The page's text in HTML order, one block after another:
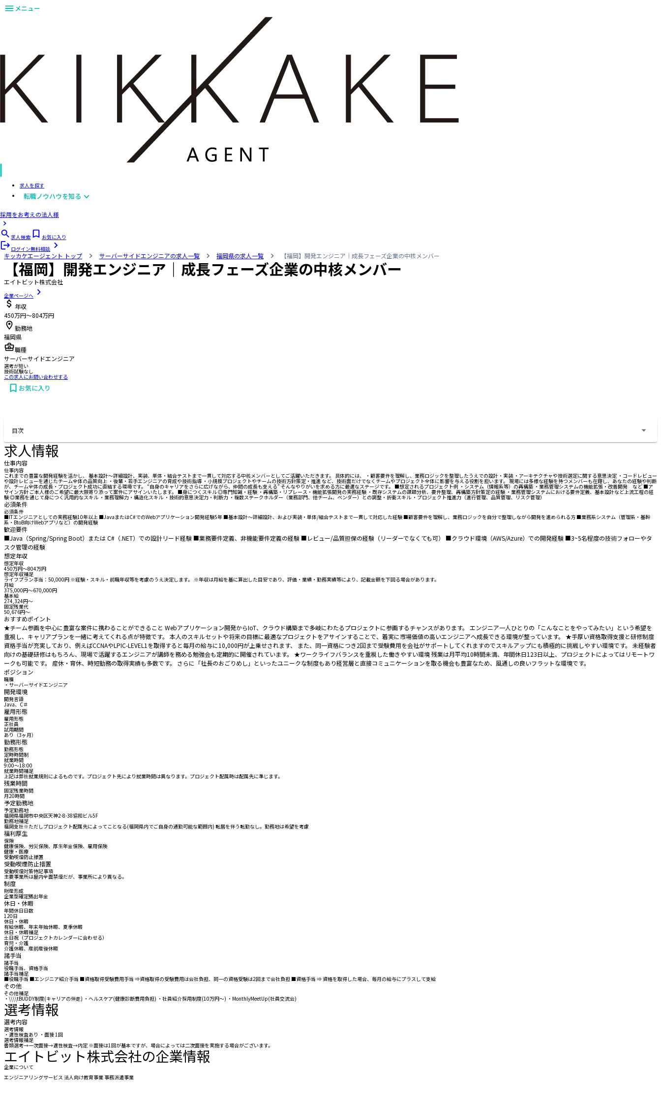
メニュー
求人を探す
転職ノウハウを知る
採用をお考えの法人様
求人検索
お気に入り
ログイン無料相談
キッカケエージェント トップ サーバーサイドエンジニアの求人一覧 福岡県の求人一覧 【福岡】開発エンジニア｜成長フェーズ企業の中核メンバー
【福岡】開発エンジニア｜成長フェーズ企業の中核メンバー
エイトビット株式会社
企業ページへ
年収
450万円〜804万円
勤務地
福岡県
職種
サーバーサイドエンジニア
選考が短い
技術試験なし
この求人にお問い合わせする
お気に入り
目次
求人情報
仕事内容
仕事内容
これまでの豊富な開発経験を活かし、 基本設計～詳細設計、実装、単体・結合テストまで一貫して対応する中核メンバーとしてご活躍いただきます。 具体的には、 ・顧客要件を理解し、業務ロジックを整理したうえでの設計・実装 ・アーキテクチャや技術選定に関する意思決定 ・コードレビュー
や設計レビューを通じたチーム全体の品質向上 ・後輩・若手エンジニアの育成や技術指導 ・小規模プロジェクトやチームの技術方針策定・推進 など、技術面だけでなくチームやプロジェクト全体に影響を与える役割を担います。 現場には多様な経験を持つメンバーも在籍し、あなたの経験や判断
が、チーム全体の成長・プロジェクト成功に直結する環境です。 “自身のキャリアをさらに広げながら、仲間の成長も支える” そんなやりがいを求める方に最適なステージです。 ■想定されるプロジェクト例 ・システム（情報系等）の再構築 ・業務管理システムの機能拡張・改善開発 など ■ア
サイン方針 ご本人様のご希望に最大限寄り添って案件にアサインいたします。 ■身につくスキル ◎専門知識・経験 ・再構築・リプレース・機能拡張開発の実務経験 ・既存システムの課題分析、要件整理、再構築方針策定の経験 ・業務管理システムにおける要件定義、基本設計など上流工程の経
験 ◎業務を通じて身につく汎用的なスキル ・業務理解力・構造化スキル ・技術的意思決定力・判断力 ・複数ステークホルダー（業務部門、他チーム、ベンダー）との調整・折衝スキル ・プロジェクト推進力（進行管理、品質管理、リスク管理）
必須条件
必須条件
■ITエンジニアとしての実務経験10年以上 ■JavaまたはC#でのWebアプリケーション開発経験5年 ■基本設計〜詳細設計、および実装・単体/結合テストまで一貫して対応した経験 ■顧客要件を理解し、業務ロジックを自分で整理しながら開発を進められる方 ■業務系システム（管理系・基幹
系・BtoB向けWebアプリなど）の開発経験
歓迎要件
■Java（Spring/Spring Boot）または C#（.NET）での設計リード経験 ■業務要件定義、非機能要件定義の経験 ■レビュー/品質担保の経験（リーダーでなくても可） ■クラウド環境（AWS/Azure）での開発経験 ■3~5名程度の技術フォローやタ
スク管理の経験
想定年収
想定年収
450万円〜804万円
想定年収補足
ライフプラン手当：50,000円 ※経験・スキル・前職年収等を考慮のうえ決定します。 ※年収は月給を基に算出した目安であり、評価・業績・勤務実績等により、記載金額を下回る場合があります。
月給
375,000円〜670,000円
基本給
274,324円〜
固定残業代
50,676円〜
おすすめポイント
★チーム参画を中心に豊富な案件に携わることができること Webアプリケーション開発からIoT、クラウド構築まで多岐にわたるプロジェクトに参画するチャンスがあります。 エンジニア一人ひとりの「こんなことをやってみたい」という希望を
重視し、キャリアプランを一緒に考えてくれる点が特徴です。 本人のスキルセットや将来の目標に最適なプロジェクトをアサインすることで、着実に市場価値の高いエンジニアへ成長できる環境が整っています。 ★手厚い資格取得支援と研修制度
資格手当が充実しており、例えばCCNAやLPIC-LEVEL1を取得すると毎月の給与に10,000円が上乗せされます、 また、同一資格につき2回まで受験費用を会社がサポートしてくれますのでスキルアップにも積極的に挑戦しやすい環境です。 未経験者
向けの基礎研修はもちろん、現場で活躍するエンジニアが講師を務める勉強会も定期的に開催されています。 ★ワークライフバランスを重視した働きやすい環境 残業は月平均10時間未満、年間休日123日以上、プロジェクトによってはリモートワ
ークも可能です。 産休・育休、時短勤務の取得実績も多数です。 さらに「社長のおごりめし」といったユニークな制度もあり経営層と直接コミュニケーションを取る機会も豊富なため、風通しの良いフラットな環境です。
ポジション
職種
・サーバーサイドエンジニア
開発環境
開発言語
Java、C＃
雇用形態
雇用形態
正社員
試用期間
あり（3ヶ月）
勤務形態
勤務形態
定時時間制
就業時間
9:00〜18:00
就業時間補足
上記は弊社就業規則によるものです。プロジェクト先により就業時間は異なります。プロジェクト配属時は配属先に準じます。
残業時間
固定残業時間
月20時間
予定勤務地
予定勤務地
福岡県福岡市中央区天神2-8-38協和ビル5F
勤務地補足
福岡支社※ただしプロジェクト配属先によってことなる(福岡県内でご自身の通勤可能な範囲内) 転居を伴う転勤なし。勤務地は希望を考慮
福利厚生
保険
健康保険、労災保険、厚生年金保険、雇用保険
健康・医療
受動喫煙防止措置
受動喫煙防止措置
受動喫煙対策特記事項
主要事業所は屋内全面禁煙だが、事業所により異なる。
制度
財産形成
企業型確定拠出年金
休日・休暇
年間休日日数
120日
休日・休暇
有給休暇、年末年始休暇、夏季休暇
休日・休暇補足
土日祝（プロジェクトカレンダーに合わせる）
育児・介護
介護休暇、産前産後休暇
諸手当
諸手当
役職手当、資格手当
諸手当補足
■役職手当 ■エンジニア紹介手当 ■資格取得受験費用手当 ⇒資格取得の受験費用は会社負担、同一の資格受験は2回まで会社負担 ■資格手当 ⇒ 資格を取得した場合、毎月の給与にプラスして支給
その他
その他補足
・\\\\tBUDDY制度(キャリアの伴走) ・ヘルスケア(健康診断費用負担) ・社員紹介採用制度(10万円～) ・MonthlyMeetUp(社員交流会)
選考情報
選考内容
選考情報
・適性検査あり ・面接 1回
選考情報補足
書類選考→一次面接→適性検査→内定 ※面接は1回が基本ですが、場合によっては二次面接を実施する場合がございます。
エイトビット株式会社の企業情報
企業について
エンジニアリングサービス 法人向け教育事業 事務派遣事業